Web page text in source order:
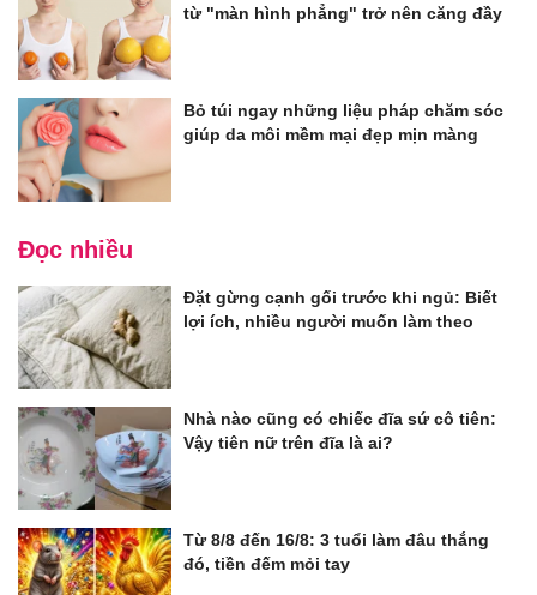
từ "màn hình phẳng" trở nên căng đầy
Bỏ túi ngay những liệu pháp chăm sóc
giúp da môi mềm mại đẹp mịn màng
Đọc nhiều
Đặt gừng cạnh gối trước khi ngủ: Biết
lợi ích, nhiều người muốn làm theo
Nhà nào cũng có chiếc đĩa sứ cô tiên:
Vậy tiên nữ trên đĩa là ai?
Từ 8/8 đến 16/8: 3 tuổi làm đâu thắng
đó, tiền đếm mỏi tay